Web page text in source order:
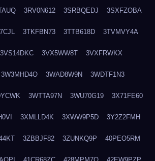
3RV0N612 3SRBQEDJ 3SXFZOBA
3TKFBN73 3TTB618D 3TVMVY4A
3VS14DKC 3VX5WW8T 3VXFRWKX
3W3MHD4O 3WAD8W9N 3WDTF1N3
3WTTA97N 3WU70G19 3X71FE60
3XMLLD4K 3XWW9P5D 3Y2Z2FMH
3ZBBJF82 3ZUNKQ9P 40PEO5RM